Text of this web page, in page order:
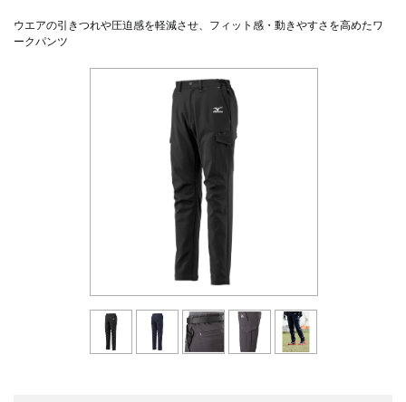
ウエアの引きつれや圧迫感を軽減させ、フィット感・動きやすさを高めたワ
ークパンツ